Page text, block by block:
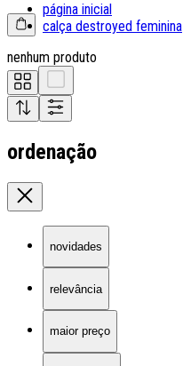
página inicial
calça destroyed feminina
nenhum produto
ordenação
novidades
relevância
maior preço